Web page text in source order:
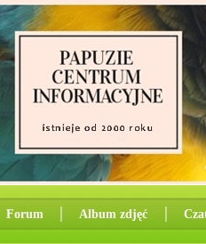
Forum Album zdjęć